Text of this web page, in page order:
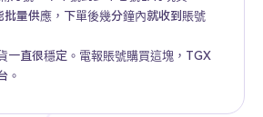
量供應，下單後幾分鐘內就收到賬號
一直很穩定。電報賬號購買這塊，TGX
。